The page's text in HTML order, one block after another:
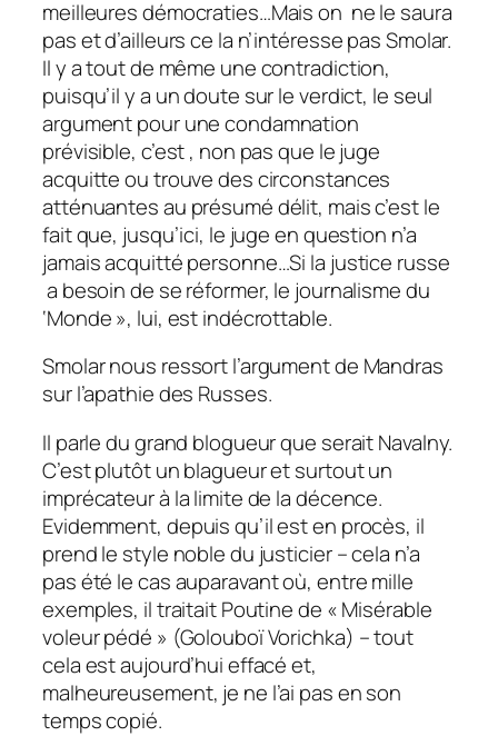
meilleures démocraties…Mais on ne le saura
pas et d’ailleurs ce la n’intéresse pas Smolar.
Il y a tout de même une contradiction,
puisqu’il y a un doute sur le verdict, le seul
argument pour une condamnation
prévisible, c’est , non pas que le juge
acquitte ou trouve des circonstances
atténuantes au présumé délit, mais c’est le
fait que, jusqu’ici, le juge en question n’a
jamais acquitté personne…Si la justice russe
a besoin de se réformer, le journalisme du
‘Monde », lui, est indécrottable.
Smolar nous ressort l’argument de Mandras
sur l’apathie des Russes.
Il parle du grand blogueur que serait Navalny.
C’est plutôt un blagueur et surtout un
imprécateur à la limite de la décence.
Evidemment, depuis qu’il est en procès, il
prend le style noble du justicier – cela n’a
pas été le cas auparavant où, entre mille
exemples, il traitait Poutine de « Misérable
voleur pédé » (Golouboï Vorichka) – tout
cela est aujourd’hui effacé et,
malheureusement, je ne l’ai pas en son
temps copié.